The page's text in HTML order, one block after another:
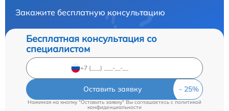
Закажите бесплатную консультацию
Бесплатная консультация со
специалистом
Оставить заявку
Нажимая на кнопку "Оставить заявку" Вы соглашаетесь cполитикой
конфиденциальности